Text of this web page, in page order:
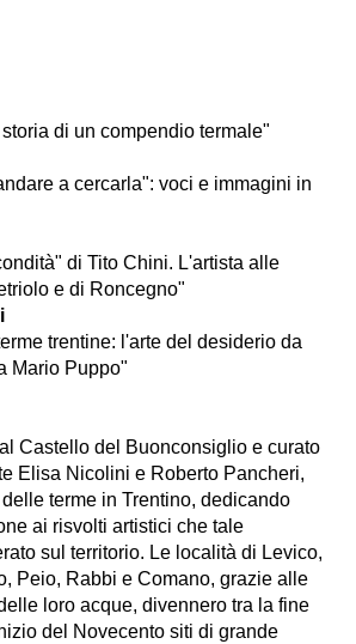
di un compendio termale"
a cercarla": voci e immagini in
di Tito Chini. L'artista alle
e di Roncegno"
trentine: l'arte del desiderio da
Mario Puppo"
Castello del Buonconsiglio e curato
Elisa Nicolini e Roberto Pancheri,
terme in Trentino, dedicando
ai risvolti artistici che tale
sul territorio. Le località di Levico,
Peio, Rabbi e Comano, grazie alle
loro acque, divennero tra la fine
del Novecento siti di grande